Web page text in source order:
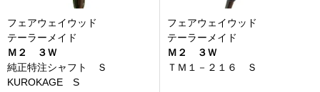
フェアウェイウッド
テーラーメイド
Ｍ２ ３Ｗ
純正特注シャフト Ｓ
KUROKAGE S
フェアウェイウッド
テーラーメイド
Ｍ２ ３Ｗ
ＴＭ１－２１６ Ｓ